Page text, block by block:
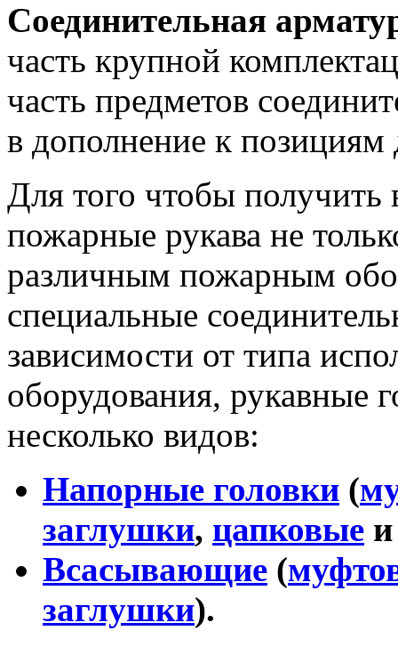
Соединительная
часть крупной
часть предметов
в дополнение к позициям
Для того чтобы получить
пожарные рукава не
различным пожарным
специальные
зависимости от типа
оборудования, рукавные
несколько видов:
Напорные головки (
заглушки, цапковые
Всасывающие (
заглушки).